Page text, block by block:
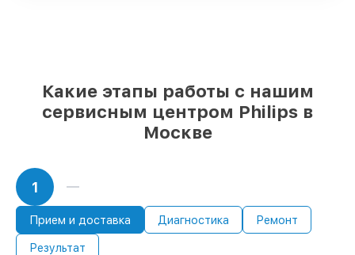
же день, при немедленном старте работ
Какие этапы работы с нашим
сервисным центром Philips в
Москве
1
Прием и доставка Диагностика Ремонт
Результат